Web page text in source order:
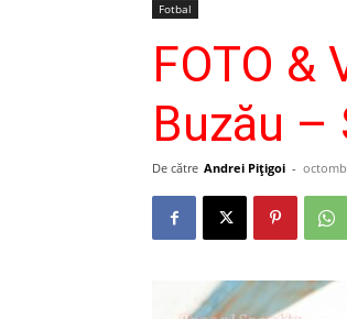
Fotbal
FOTO &
Buzău –
De către Andrei Pițigoi -